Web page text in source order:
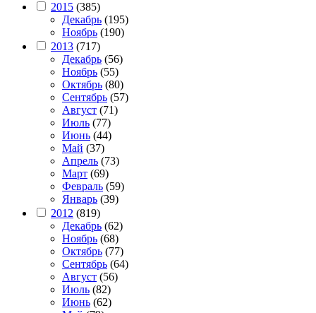
2015 (385)
Декабрь (195)
Ноябрь (190)
2013 (717)
Декабрь (56)
Ноябрь (55)
Октябрь (80)
Сентябрь (57)
Август (71)
Июль (77)
Июнь (44)
Май (37)
Апрель (73)
Март (69)
Февраль (59)
Январь (39)
2012 (819)
Декабрь (62)
Ноябрь (68)
Октябрь (77)
Сентябрь (64)
Август (56)
Июль (82)
Июнь (62)